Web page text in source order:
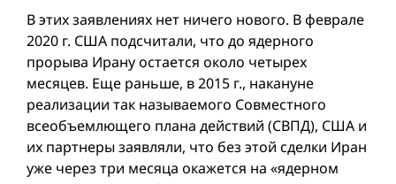
В этих заявлениях нет ничего нового. В феврале
2020 г. США подсчитали, что до ядерного
прорыва Ирану остается около четырех
месяцев. Еще раньше, в 2015 г., накануне
реализации так называемого Совместного
всеобъемлющего плана действий (СВПД), США и
их партнеры заявляли, что без этой сделки Иран
уже через три месяца окажется на «ядерном